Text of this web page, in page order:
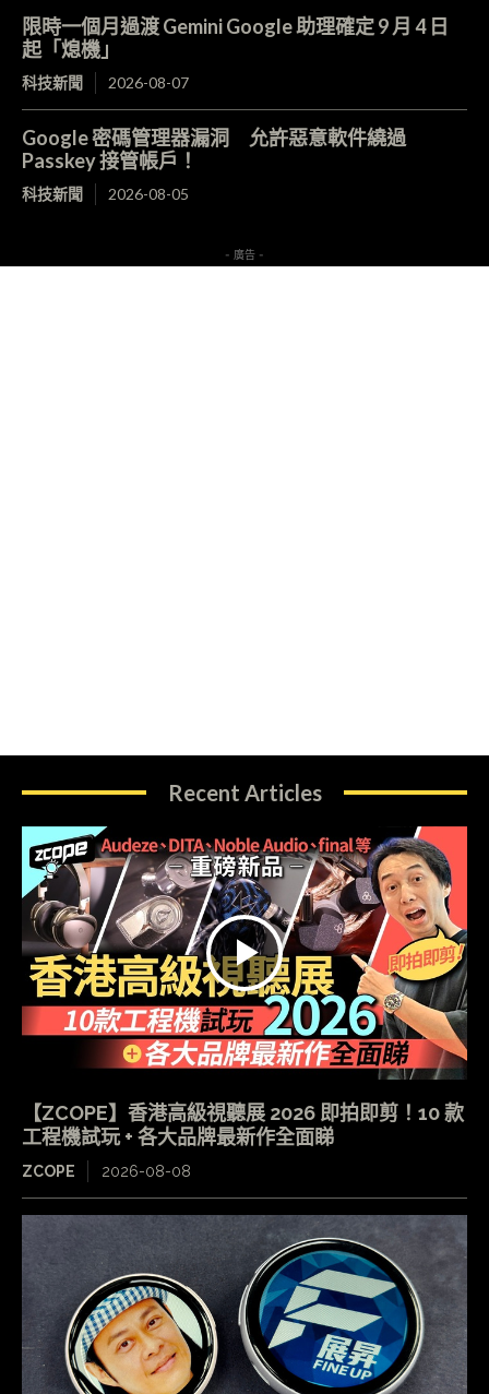
限時一個月過渡 Gemini Google 助理確定 9 月 4 日
起「熄機」
科技新聞 2026-08-07
Google 密碼管理器漏洞 允許惡意軟件繞過
Passkey 接管帳戶！
科技新聞 2026-08-05
- 廣告 -
Recent Articles
【ZCOPE】香港高級視聽展 2026 即拍即剪！10 款
工程機試玩 + 各大品牌最新作全面睇
ZCOPE 2026-08-08